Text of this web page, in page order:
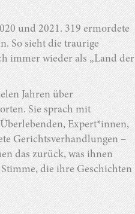
und 2021. 319 ermordete
So sieht die traurige
immer wieder als „Land der
Jahren über
Sie sprach mit
Expert*innen,
Gerichtsverhandlungen –
das zurück, was ihnen
die ihre Geschichten